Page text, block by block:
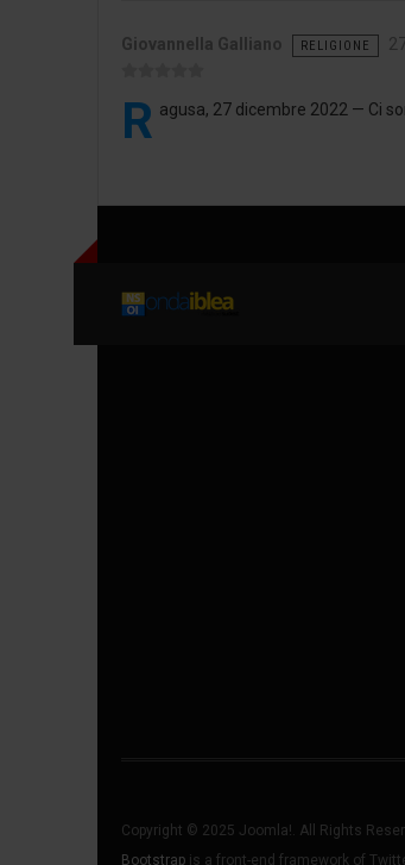
Giovannella Galliano RELIGIONE
R agusa, 27 dicembre 2022 — Ci
Copyright © 2025 Joomla!. All Rights
Bootstrap is a front-end framework of